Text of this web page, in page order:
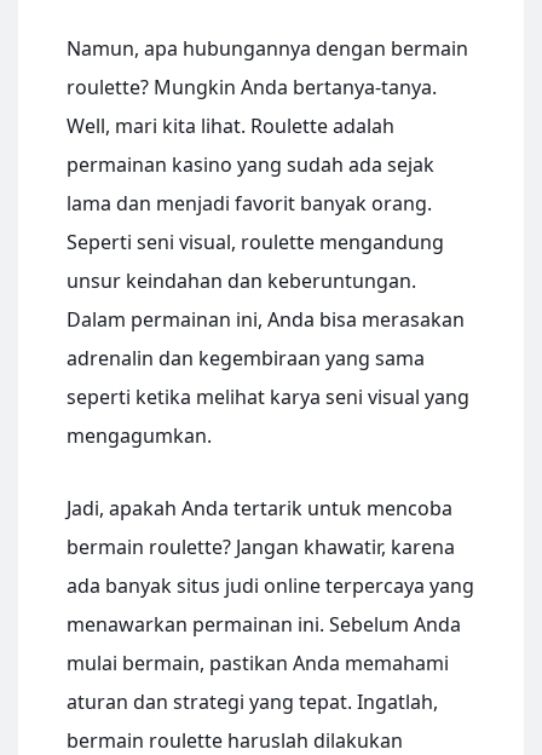
Namun, apa hubungannya dengan bermain
roulette? Mungkin Anda bertanya-tanya.
Well, mari kita lihat. Roulette adalah
permainan kasino yang sudah ada sejak
lama dan menjadi favorit banyak orang.
Seperti seni visual, roulette mengandung
unsur keindahan dan keberuntungan.
Dalam permainan ini, Anda bisa merasakan
adrenalin dan kegembiraan yang sama
seperti ketika melihat karya seni visual yang
mengagumkan.
Jadi, apakah Anda tertarik untuk mencoba
bermain roulette? Jangan khawatir, karena
ada banyak situs judi online terpercaya yang
menawarkan permainan ini. Sebelum Anda
mulai bermain, pastikan Anda memahami
aturan dan strategi yang tepat. Ingatlah,
bermain roulette haruslah dilakukan